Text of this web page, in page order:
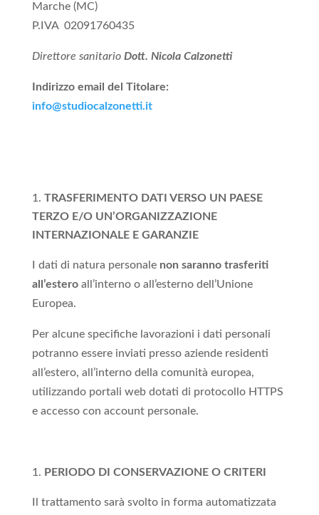
Marche (MC)
P.IVA 02091760435
Direttore sanitarioDott. Nicola Calzonetti
Indirizzo email del Titolare:
info@studiocalzonetti.it
TRASFERIMENTO DATI VERSO UN PAESE
TERZO E/O UN’ORGANIZZAZIONE
INTERNAZIONALE E GARANZIE
I dati di natura personale non saranno trasferiti
all’esteroall’interno o all’esterno dell’Unione
Europea.
Per alcune specifiche lavorazioni i dati personali
potranno essere inviati presso aziende residenti
all’estero, all’interno della comunità europea,
utilizzando portali web dotati di protocollo HTTPS
e accesso con account personale.
PERIODO DI CONSERVAZIONE O CRITERI
Il trattamento sarà svolto in forma automatizzata